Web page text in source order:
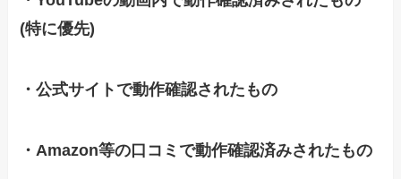
(特に優先)
・公式サイトで動作確認されたもの
・Amazon等の口コミで動作確認済みされたもの